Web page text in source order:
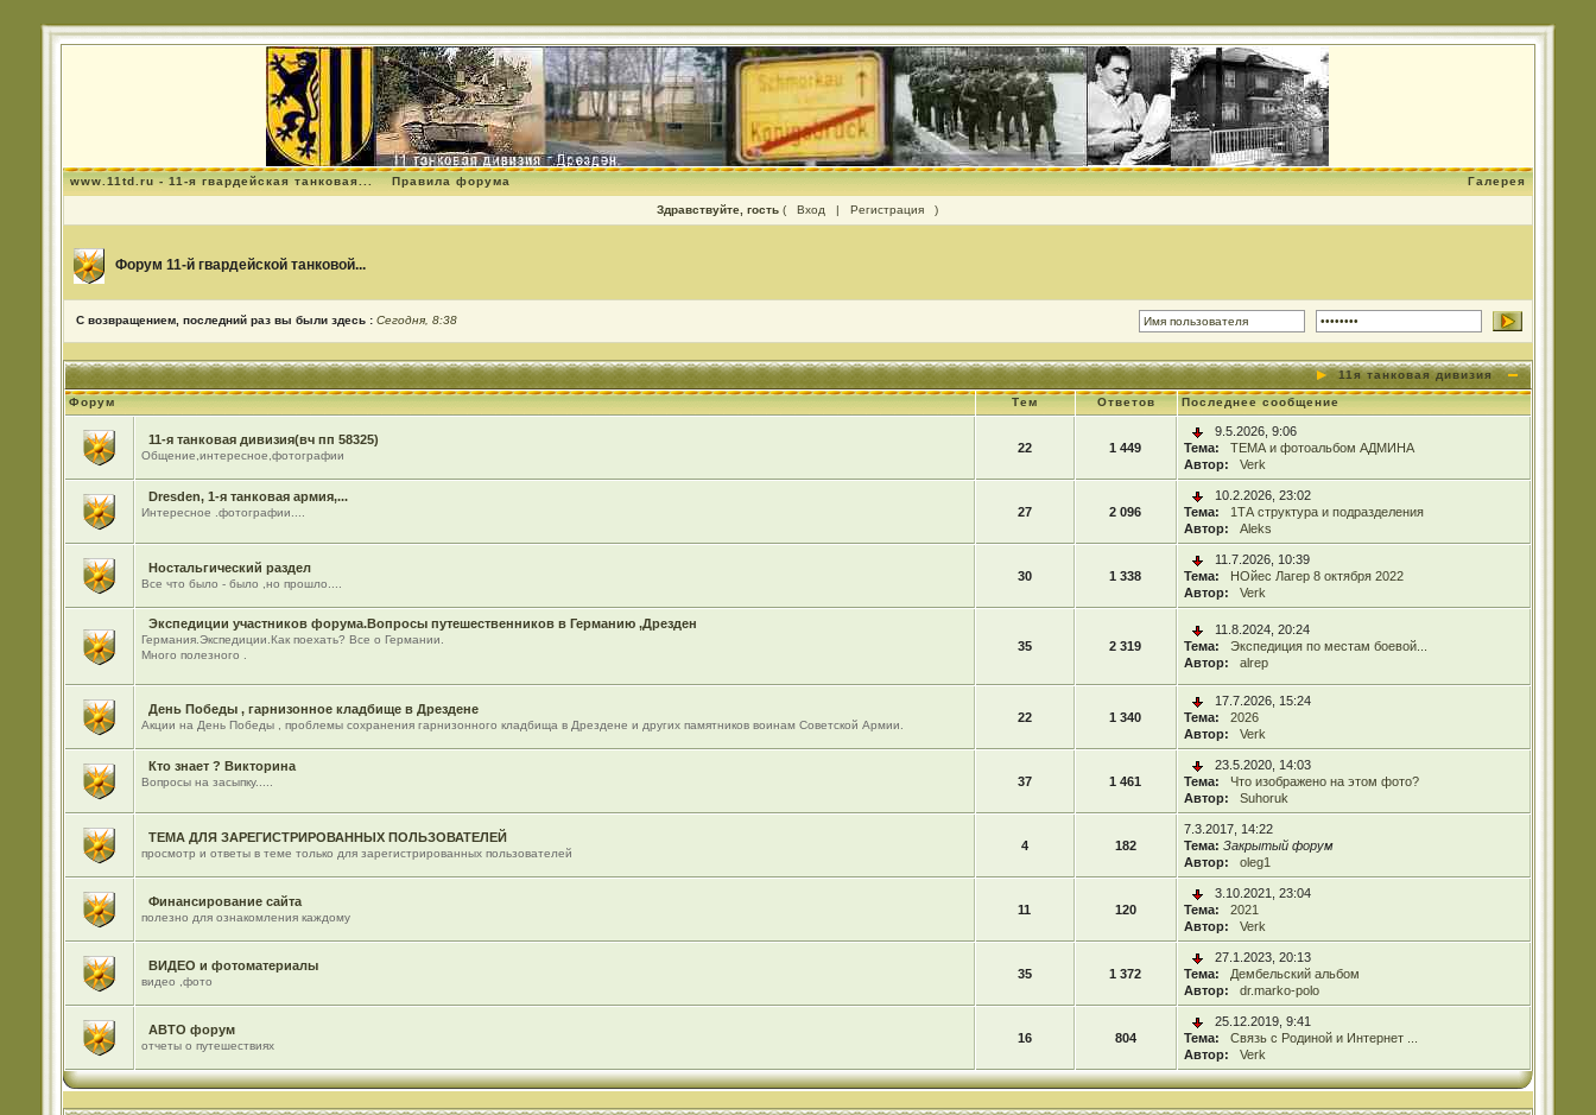
www.11td.ru - 11-я гвардейская танковая... Правила форума Галерея
Здравствуйте, гость ( Вход | Регистрация )
Форум 11-й гвардейской танковой...
С возвращением, последний раз вы были здесь : Сегодня, 8:38
11я танковая дивизия
Форум Тем Ответов Последнее сообщение
11-я танковая дивизия(вч пп 58325)
Общение,интересное,фотографии
22 1 449
9.5.2026, 9:06
Тема:
ТЕМА и фотоальбом АДМИНА
Автор:
Verk
Dresden, 1-я танковая армия,...
Интересное .фотографии.... 27 2 096
10.2.2026, 23:02
Тема:
1ТА структура и подразделения
Автор:
Aleks
Ностальгический раздел
Все что было - было ,но прошло....
30 1 338
11.7.2026, 10:39
Тема:
НОйес Лагер 8 октября 2022
Автор:
Verk
Экспедиции участников форума.Вопросы путешественников в Германию ,Дрезден
Германия.Экспедиции.Как поехать? Все о Германии.
Много полезного .
35 2 319
11.8.2024, 20:24
Тема:
Экспедиция по местам боевой...
Автор:
alrep
День Победы , гарнизонное кладбище в Дрездене
Акции на День Победы , проблемы сохранения гарнизонного кладбища в Дрездене и других памятников воинам Советской Армии.
22 1 340
17.7.2026, 15:24
Тема:
2026
Автор:
Verk
Кто знает ? Викторина
Вопросы на засыпку..... 37 1 461
23.5.2020, 14:03
Тема:
Что изображено на этом фото?
Автор:
Suhoruk
ТЕМА ДЛЯ ЗАРЕГИСТРИРОВАННЫХ ПОЛЬЗОВАТЕЛЕЙ
просмотр и ответы в теме только для зарегистрированных пользователей
4 182
7.3.2017, 14:22
Тема: Закрытый форум
Автор:
oleg1
Финансирование сайта
полезно для ознакомления каждому
11 120
3.10.2021, 23:04
Тема:
2021
Автор:
Verk
ВИДЕО и фотоматериалы
видео ,фото
35 1 372
27.1.2023, 20:13
Тема:
Дембельский альбом
Автор:
dr.marko-polo
АВТО форум
отчеты о путешествиях
16 804
25.12.2019, 9:41
Тема:
Связь с Родиной и Интернет ...
Автор:
Verk